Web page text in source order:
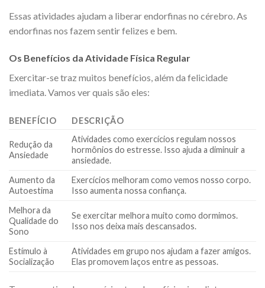
Essas atividades ajudam a liberar endorfinas no cérebro. As
endorfinas nos fazem sentir felizes e bem.
Os Benefícios da Atividade Física Regular
Exercitar-se traz muitos benefícios, além da felicidade
imediata. Vamos ver quais são eles:
BENEFÍCIO DESCRIÇÃO
Redução da
Ansiedade
Atividades como exercícios regulam nossos
hormônios do estresse. Isso ajuda a diminuir a
ansiedade.
Aumento da
Autoestima
Exercícios melhoram como vemos nosso corpo.
Isso aumenta nossa confiança.
Melhora da
Qualidade do
Sono
Se exercitar melhora muito como dormimos.
Isso nos deixa mais descansados.
Estímulo à
Socialização
Atividades em grupo nos ajudam a fazer amigos.
Elas promovem laços entre as pessoas.